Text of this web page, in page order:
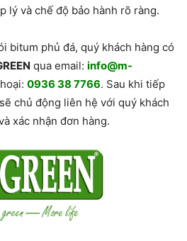
lý và chế độ bảo hành rõ ràng.
bitum phủ đá, quý khách hàng có
qua email: info@m-
0936 38 7766. Sau khi tiếp
chủ động liên hệ với quý khách
xác nhận đơn hàng.